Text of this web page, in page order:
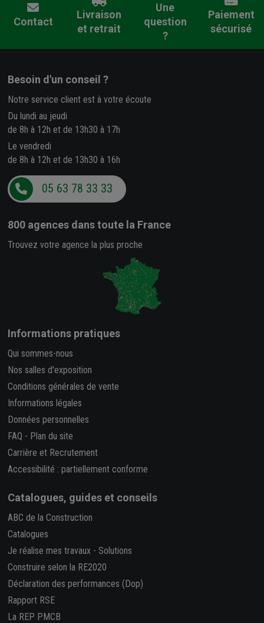
Contact
Livraison
et retrait
Une
question
?
Paiement
sécurisé
Besoin d'un conseil ?
Notre service client est à votre écoute
Du lundi au jeudi
de 8h à 12h et de 13h30 à 17h
Le vendredi
de 8h à 12h et de 13h30 à 16h
05 63 78 33 33
800 agences dans toute la France
Trouvez votre agence la plus proche
Informations pratiques
Qui sommes-nous
Nos salles d'exposition
Conditions générales de vente
Informations légales
Données personnelles
FAQ - Plan du site
Carrière et Recrutement
Accessibilité : partiellement conforme
Catalogues, guides et conseils
ABC de la Construction
Catalogues
Je réalise mes travaux - Solutions
Construire selon la RE2020
Déclaration des performances (Dop)
Rapport RSE
La REP PMCB